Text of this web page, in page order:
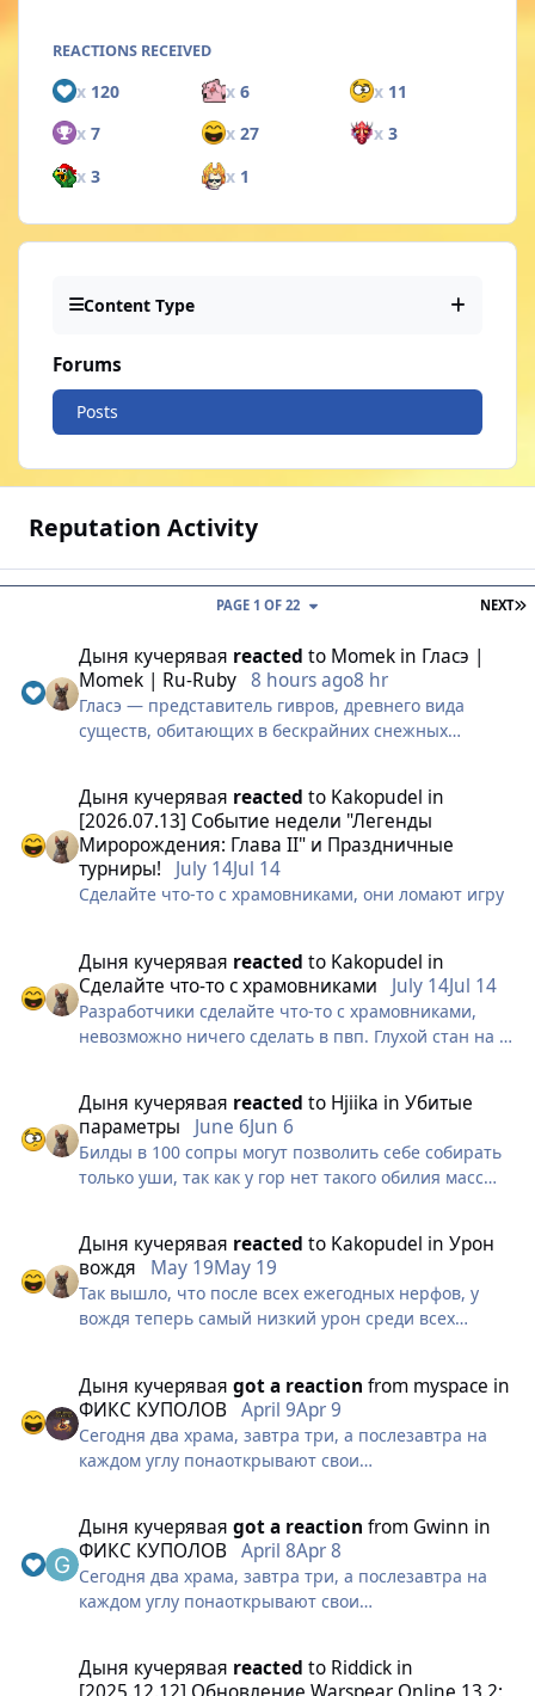
REACTIONS RECEIVED
x 120 x6 x 11
x 7 x27 x 3
x 3 x1
Content Type
Forums
Posts
Reputation Activity
NEXT
PAGE 1 OF 22
Дыня кучерявая reacted to Momek in Гласэ |
Momek | Ru-Ruby 8 hours ago8 hr
Гласэ — представитель гивров, древнего вида
существ, обитающих в бескрайних снежных
Массивными лапами они разрывают плотный снег
и дробят лед в поисках промерзших глубоких
корней.
Из-за аномально теплой шубы гивры не
выдерживают тепла и мигрируют за
коротких ножках тяжело, отчего эти монстры
всегда выглядят уставшими и недовольными.
Придя в Снежный Предел, Гласэ разорил стоянку
снежных эльфов и впервые попробовал горячее
Теперь Гласэ агрессивно нападает на караваны
ради любимого напитка. Свой паек из корешков он
носит в сумке вперемешку с украденным зефиром.
Но от горячего какао монстр быстро перегревается
сугробы, чтобы остыть. Горе тому герою, кто
случайно потревожит такой сугроб!
Дыня кучерявая reacted to Kakopudel in
[2026.07.13] Cобытие недели "Легенды
Миророждения: Глава II" и Праздничные
турниры!
July 14Jul 14
Сделайте что-то с храмовниками, они ломают игру
Дыня кучерявая reacted to Kakopudel in
Сделайте что-то с храмовниками
July 14Jul 14
Разработчики сделайте что-то с храмовниками,
невозможно ничего сделать в пвп. Глухой стан на 7
ждать? Опять до нового года?
Дыня кучерявая reacted to Hjiika inУбитые
параметры
June 6Jun 6
Билды в 100 сопры могут позволить себе собирать
только уши, так как у гор нет такого обилия масс
позволить, все остальные будут сильно терять в
живучести или уроне и тд.
Дыня кучерявая reacted to Kakopudel inУрон
вождя
May 19May 19
Так вышло, что после всех ежегодных нерфов, у
вождя теперь самый низкий урон среди всех
мобов одной кнопкой в пятом замке. Нужно
возвращать силу вождю, потому что с нерфами
явно перестарились. Предлагаю следующие
изменения:
1. Вариант: уменьшить время между тиками орлов
в 2 раза, чтобы урон наносился каждую секунду.
2. Вариант: Сделать так, чтобы вместо одного
коровотока, вешались сразу два.
Аргументы:
смог нанести и реализовать весь урон за 8 секунд
Дыня кучерявая got a reaction from myspace in
ФИКС КУПОЛОВ April 9Apr 9
Сегодня два храма, завтра три, а послезавтра на
каждом углу понаоткрывают свои
С этим срочно нужно что то делать!!!
Срочно фикс! Храму - круг, срез сопры и подписку о
невыезде!
Дыня кучерявая got a reaction from Gwinn in
ФИКС КУПОЛОВ April 8Apr 8
Сегодня два храма, завтра три, а послезавтра на
каждом углу понаоткрывают свои
С этим срочно нужно что то делать!!!
Дыня кучерявая reacted to Riddick in